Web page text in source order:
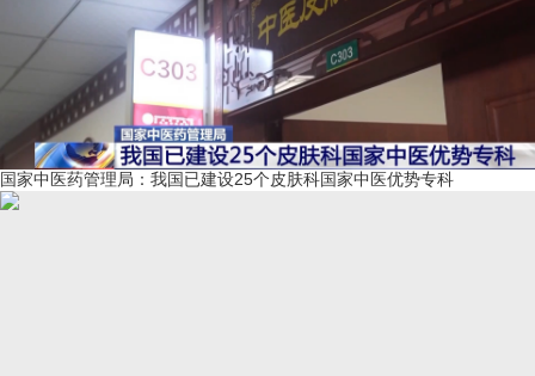
国家中医药管理局：我国已建设25个皮肤科国家中医优势专科